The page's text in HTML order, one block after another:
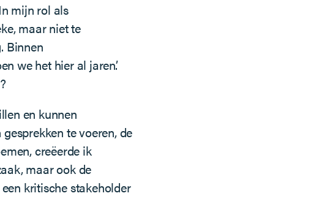
mijn rol als
maar niet te
Binnen
we het hier al jaren’.
en kunnen
te voeren, de
creëerde ik
maar ook de
kritische stakeholder